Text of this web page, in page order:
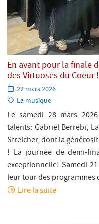
En avant pour la finale
des Virtuoses du Coeur !
Paru
le:
22 mars 2026
Catégorie:
La musique
Le samedi 28 mars
talents: Gabriel Berrebi,
Streicher, dont la
! La journée de demi-
exceptionnelle! Samedi
leur tour des
Lire la suite